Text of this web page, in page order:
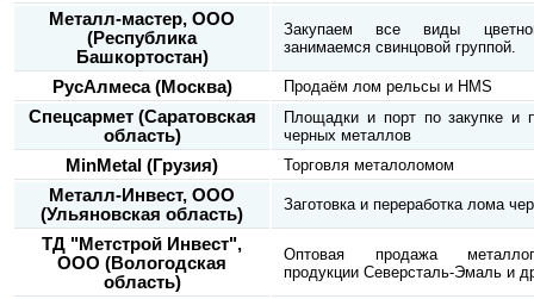
Металл-мастер, ООО
(Республика
Башкортостан)
Закупаем все виды
занимаемся свинцовой группой.
РусАлмеса (Москва) Продаём лом рельсы и HMS
Спецсармет (Саратовская
область)
Площадки и порт по закупке и
черных металлов
MinMetal (Грузия) Торговля металоломом
Металл-Инвест, ООО
(Ульяновская область)
Заготовка и переработка лома
ТД "Метстрой Инвест",
ООО (Вологодская
область)
Оптовая продажа
продукции Северсталь-Эмаль и